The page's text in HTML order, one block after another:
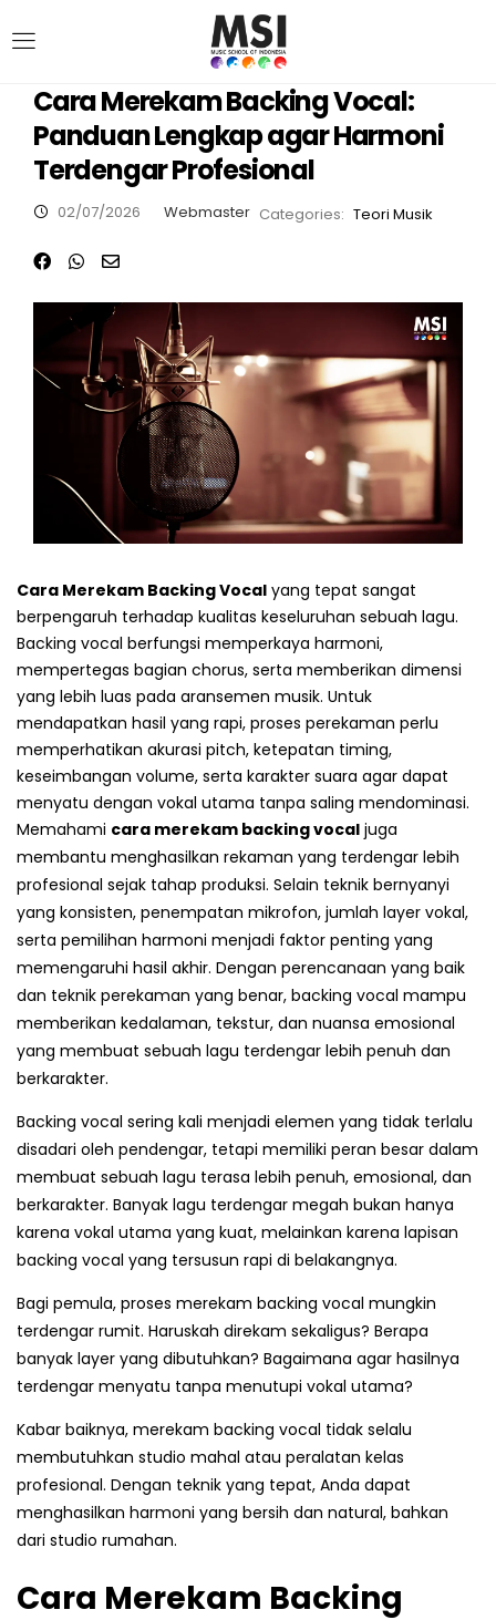
Cara Merekam Backing Vocal:
Panduan Lengkap agar Harmoni
Terdengar Profesional
02/07/2026 Webmaster Categories: Teori Musik
Cara Merekam Backing Vocal yang tepat sangat
berpengaruh terhadap kualitas keseluruhan sebuah lagu.
Backing vocal berfungsi memperkaya harmoni,
mempertegas bagian chorus, serta memberikan dimensi
yang lebih luas pada aransemen musik. Untuk
mendapatkan hasil yang rapi, proses perekaman perlu
memperhatikan akurasi pitch, ketepatan timing,
keseimbangan volume, serta karakter suara agar dapat
menyatu dengan vokal utama tanpa saling mendominasi.
Memahami cara merekam backing vocal juga
membantu menghasilkan rekaman yang terdengar lebih
profesional sejak tahap produksi. Selain teknik bernyanyi
yang konsisten, penempatan mikrofon, jumlah layer vokal,
serta pemilihan harmoni menjadi faktor penting yang
memengaruhi hasil akhir. Dengan perencanaan yang baik
dan teknik perekaman yang benar, backing vocal mampu
memberikan kedalaman, tekstur, dan nuansa emosional
yang membuat sebuah lagu terdengar lebih penuh dan
berkarakter.
Backing vocal sering kali menjadi elemen yang tidak terlalu
disadari oleh pendengar, tetapi memiliki peran besar dalam
membuat sebuah lagu terasa lebih penuh, emosional, dan
berkarakter. Banyak lagu terdengar megah bukan hanya
karena vokal utama yang kuat, melainkan karena lapisan
backing vocal yang tersusun rapi di belakangnya.
Bagi pemula, proses merekam backing vocal mungkin
terdengar rumit. Haruskah direkam sekaligus? Berapa
banyak layer yang dibutuhkan? Bagaimana agar hasilnya
terdengar menyatu tanpa menutupi vokal utama?
Kabar baiknya, merekam backing vocal tidak selalu
membutuhkan studio mahal atau peralatan kelas
profesional. Dengan teknik yang tepat, Anda dapat
menghasilkan harmoni yang bersih dan natural, bahkan
dari studio rumahan.
Cara Merekam Backing